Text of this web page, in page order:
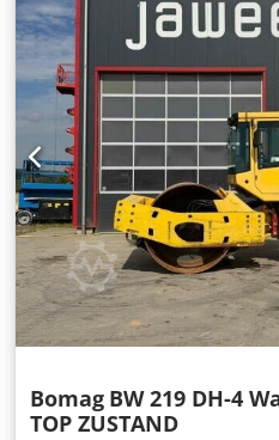
Bomag BW 219 DH-4
TOP ZUSTAND